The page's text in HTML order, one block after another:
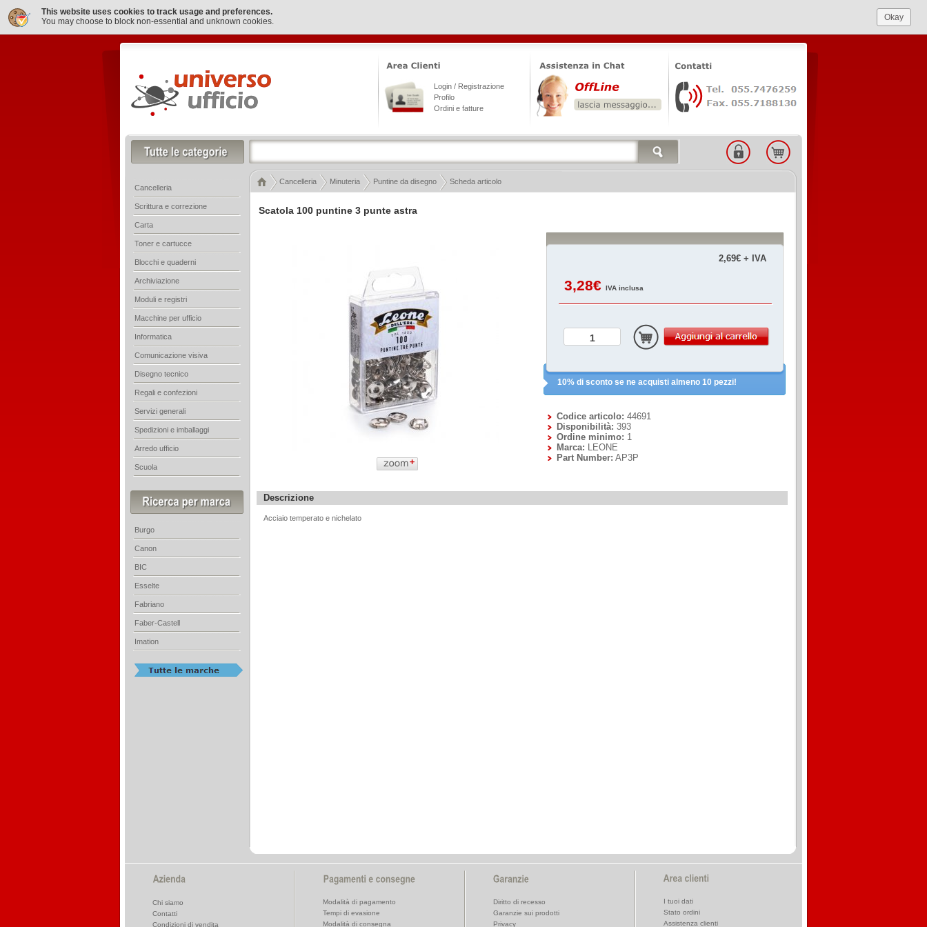
This website uses cookies to track usage and preferences.
You may choose to block non-essential and unknown cookies.
Okay
Scatola 100 puntine 3 punte astra
Descrizione
Acciaio temperato e nichelato
2,69€ + IVA
3,28€ IVA inclusa
10% di sconto se ne acquisti almeno 10 pezzi!
Codice articolo: 44691
Disponibilità: 393
Ordine minimo: 1
Marca: LEONE
Part Number: AP3P
Login / Registrazione
Profilo
Ordini e fatture
Cancelleria Minuteria Puntine da disegno Scheda articolo
Cancelleria
Scrittura e correzione
Carta
Toner e cartucce
Blocchi e quaderni
Archiviazione
Moduli e registri
Macchine per ufficio
Informatica
Comunicazione visiva
Disegno tecnico
Regali e confezioni
Servizi generali
Spedizioni e imballaggi
Arredo ufficio
Scuola
Burgo
Canon
BIC
Esselte
Fabriano
Faber-Castell
Imation
Chi siamo
Contatti
Condizioni di vendita
Modalità di pagamento
Tempi di evasione
Modalità di consegna
Diritto di recesso
Garanzie sui prodotti
Privacy
I tuoi dati
Stato ordini
Assistenza clienti